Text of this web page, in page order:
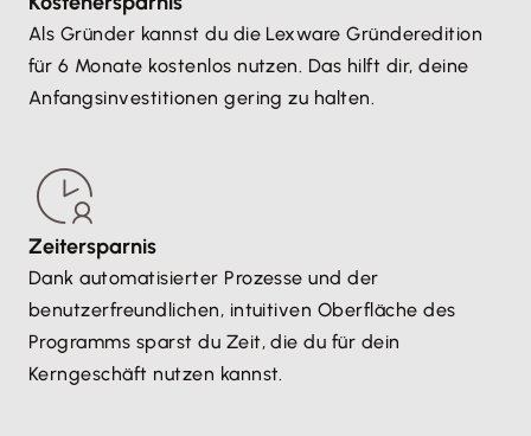
Als Gründer kannst du die Lexware Gründeredition
für 6 Monate kostenlos nutzen. Das hilft dir, deine
Anfangsinvestitionen gering zu halten.
Zeitersparnis
Dank automatisierter Prozesse und der
benutzerfreundlichen, intuitiven Oberfläche des
Programms sparst du Zeit, die du für dein
Kerngeschäft nutzen kannst.